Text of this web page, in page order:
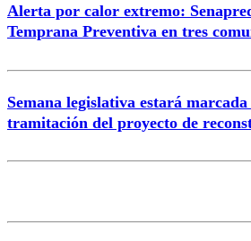
Alerta por calor extremo:
Temprana Preventiva en tres
Semana legislativa estará
tramitación del proyecto de